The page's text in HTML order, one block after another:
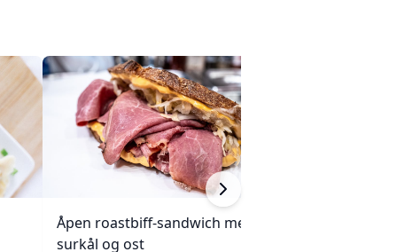
Åpen roastbiff-sandwich med
surkål og ost